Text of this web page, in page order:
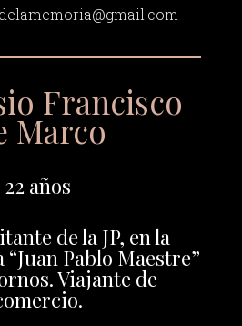
Francisco
Marco
22 años
de la JP, en la
Pablo Maestre”
Viajante de